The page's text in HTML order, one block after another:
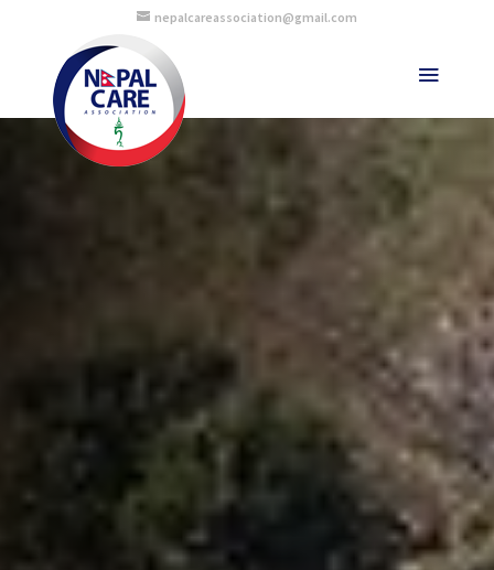
nepalcareassociation@gmail.com